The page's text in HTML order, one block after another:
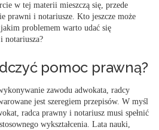
w tej materii mieszczą się, przede
prawni i notariusze. Kto jeszcze może
problemem warto udać się
notariusza?
pomoc prawną?
zawodu adwokata, radcy
jest szeregiem przepisów. W myśl
, radca prawny i notariusz musi spełnić
wykształcenia. Lata nauki,